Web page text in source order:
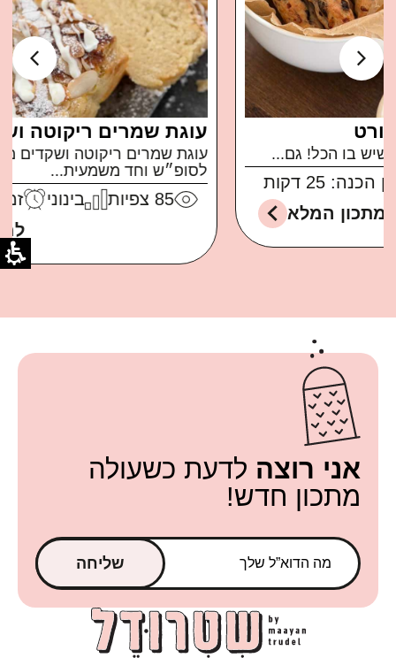
עוגת שמרים ריקוטה ושקדים
עוגת שמרים ריקוטה ושקדים ממכרת ברמות בול
לסופ״ש וחד משמעית...
צפיות
זמן הכנה: 30 דקות
אני רוצה לדעת כשעולה
מתכון חדש!
שליחה